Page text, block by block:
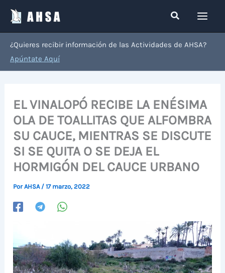
contenido
Buscar
¿Quieres recibir información de las Actividades de AHSA?
Apúntate Aquí
EL VINALOPÓ RECIBE LA ENÉSIMA
OLA DE TOALLITAS QUE ALFOMBRA
SU CAUCE, MIENTRAS SE DISCUTE
SI SE QUITA O SE DEJA EL
HORMIGÓN DEL CAUCE URBANO
PorAHSA /17 marzo, 2022